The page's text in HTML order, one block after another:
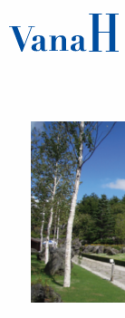
富士山天然水合同会社